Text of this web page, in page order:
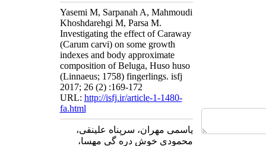
Yasemi M, Sarpanah A, Mahmoudi
Khoshdarehgi M, Parsa M.
Investigating the effect of Caraway
(Carum carvi) on some growth
indexes and body approximate
composition of Beluga, Huso huso
(Linnaeus; 1758) fingerlings. isfj
2017; 26 (2) :169-172
URL: http://isfj.ir/article-1-1480-
fa.html
یاسمی مهران، سرپناه علینقی،
محمودی خوش دره گی مهسا،